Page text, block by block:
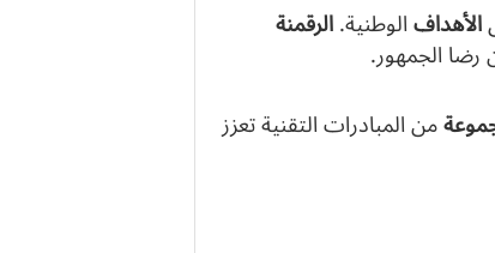
الأهدافالوطنية.الرقمنة
رضا الجمهور.
من المبادرات التقنية تعزز